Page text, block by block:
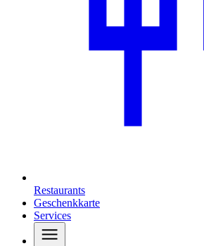
Restaurants
Geschenkkarte
Services